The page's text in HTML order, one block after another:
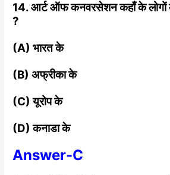
14. आर्ट ऑफ कनवरसेशन कहाँ के लोगों
?
(A) भारत के
(B) अफ्रीका के
(C) यूरोप के
(D) कनाडा के
Answer-C